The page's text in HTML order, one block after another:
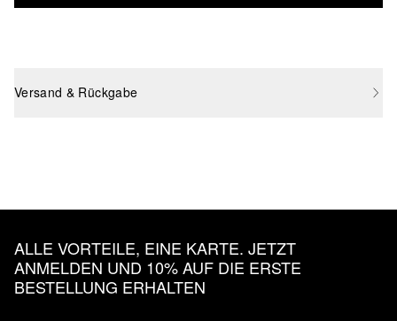
Versand & Rückgabe
ALLE VORTEILE, EINE KARTE. JETZT
ANMELDEN UND 10% AUF DIE ERSTE
BESTELLUNG ERHALTEN